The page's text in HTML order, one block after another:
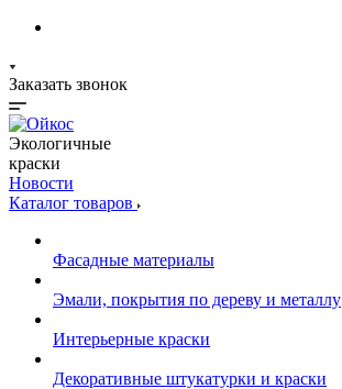
Заказать звонок
Экологичные
краски
Новости
Каталог товаров
Фасадные материалы
Эмали, покрытия по дереву и металлу
Интерьерные краски
Декоративные штукатурки и краски